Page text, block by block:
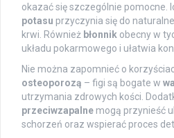
okazać się szczególnie pomocne.
potasu przyczynia się do
krwi. Również błonnik obecny w
układu pokarmowego i ułatwia
Nie można zapomnieć o
osteoporozą – figi są bogate w
utrzymania zdrowych kości.
przeciwzapalne mogą przynieść
schorzeń oraz wspierać proces